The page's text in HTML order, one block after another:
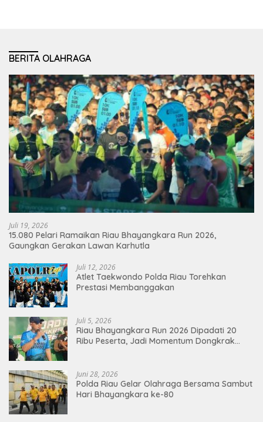
BERITA OLAHRAGA
Juli 19, 2026
15.080 Pelari Ramaikan Riau Bhayangkara Run 2026,
Gaungkan Gerakan Lawan Karhutla
Juli 12, 2026
Atlet Taekwondo Polda Riau Torehkan
Prestasi Membanggakan
Juli 5, 2026
Riau Bhayangkara Run 2026 Dipadati 20
Ribu Peserta, Jadi Momentum Dongkrak
Juni 28, 2026
Polda Riau Gelar Olahraga Bersama Sambut
Hari Bhayangkara ke-80